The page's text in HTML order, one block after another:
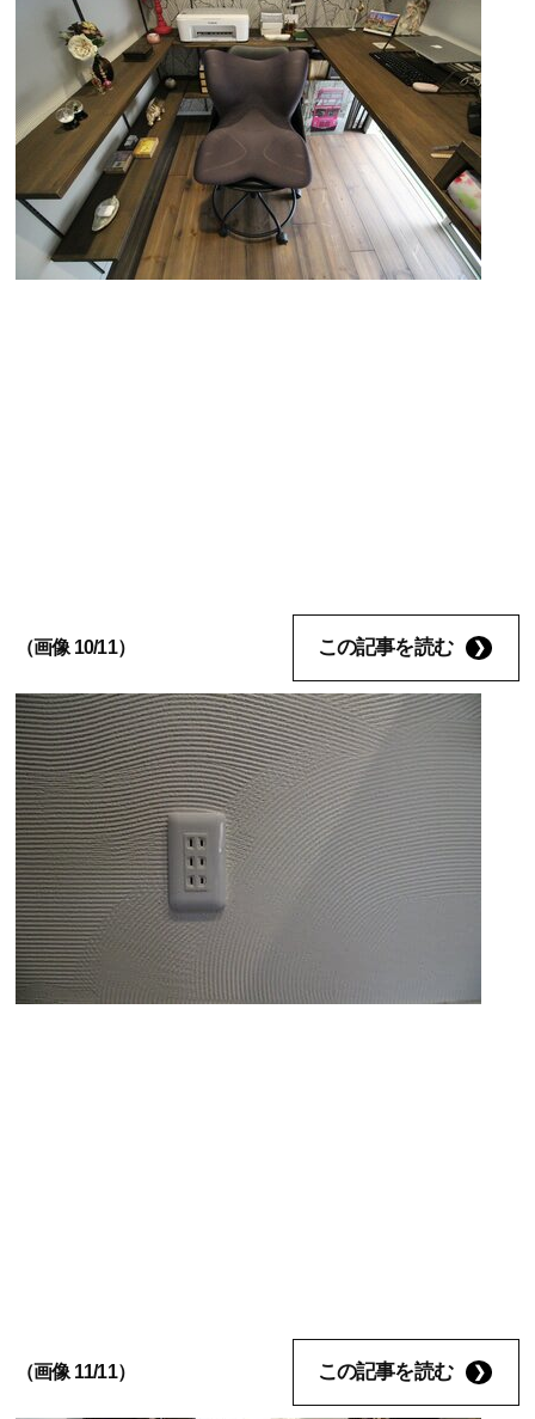
（画像 10/11） この記事を読む
（画像 11/11） この記事を読む